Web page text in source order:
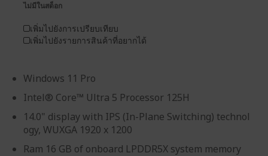
Windows 11 Pro
Intel® Core™ Ultra 5 Processor 125H
14.0" display with IPS (In-Plane Switching) technol
ogy, WUXGA 1920 x 1200
Ram 16 GB of onboard LPDDR5X system memory
ไม่มีในสต็อก
เพิ่มไปยังการเปรียบเทียบ
เพิ่มไปยังรายการสินค้าที่อยากได้